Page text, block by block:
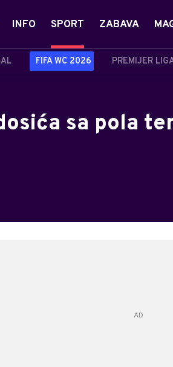
INFO SPORT
FIFA WC 2026 PREMIJER
ZABAVA
sa pola